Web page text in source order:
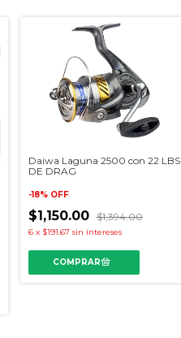
Daiwa Laguna 2500 con 22 LBS
DE DRAG
-18% OFF
$1,150.00 $1,394.00
6 x $191.67 sin intereses